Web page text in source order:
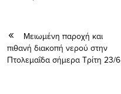
Μειωμένη παροχή και
πιθανή διακοπή νερού στην
Πτολεμαΐδα σήμερα Τρίτη 23/6